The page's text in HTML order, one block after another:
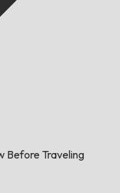
Before Traveling